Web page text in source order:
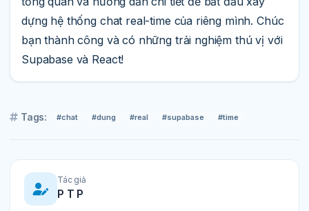
dựng hệ thống chat real-time của riêng mình. Chúc
bạn thành công và có những trải nghiệm thú vị với
Supabase và React!
Tags: #chat #dung #real #supabase #time
Tác giả
P T P